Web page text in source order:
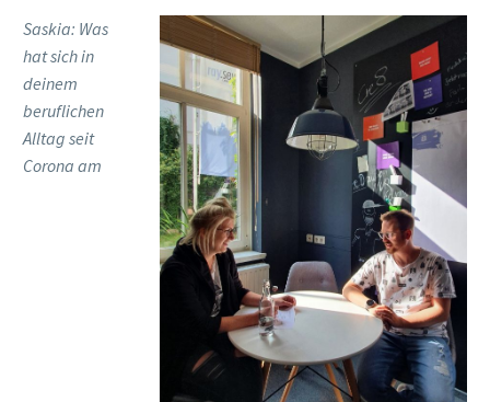
Saskia: Was
hat sich in
deinem
beruflichen
Alltag seit
Corona am